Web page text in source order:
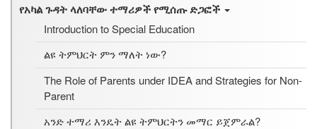
የአካል ጉዳት ላለባቸው ተማሪዎች የሚሰጡ ድጋፎች
Introduction to Special Education
ልዩ ትምህርት ምን ማለት ነው?
The Role of Parents under IDEA and Strategies for Non-
Parent
አንድ ተማሪ እንዴት ልዩ ትምህርትን መማር ይጀምራል?